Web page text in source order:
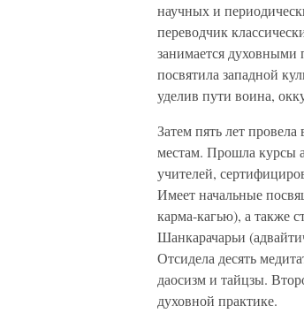
научных и
переводчик
занимается духовными
посвятила западной
уделив пути воина,
Затем пять лет
местам. Прошла курсы
учителей,
Имеет начальные
карма-кагью), а также
Шанкарачарьи
Отсидела десять
даосизм и тайцзы.
духовной практике.